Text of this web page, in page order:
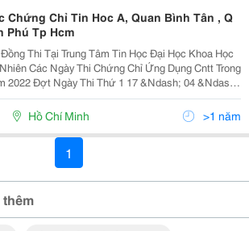
Chứng Chỉ Tin Hoc A, Quan Bình Tân , Q
Phú Tp Hcm
Thi Tại Trung Tâm Tin Học Đại Học Khoa Học
Chỉ Ứng Dụng Cntt Trong
Thứ 1 17 &Ndash; 04 &Ndash;
2022 Chủ Nhật 2 29 &Ndash; 05 &Ndash; 2022...
Hồ Chí Minh >1 năm
1